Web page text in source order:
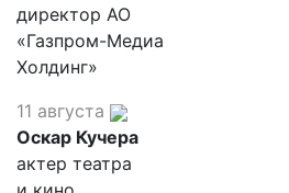
директор АО
«Газпром-Медиа
Холдинг»
11 августа
Оскар Кучера
актер театра